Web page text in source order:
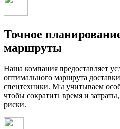
Точное
маршруты
Наша компания предоставляет
оптимального маршрута
спецтехники. Мы учитываем
чтобы сократить время и
риски.